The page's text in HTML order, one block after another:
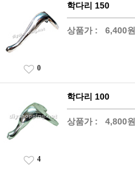
학다리 150
상품가 : 6,400원
0
학다리 100
상품가 : 4,800원
4